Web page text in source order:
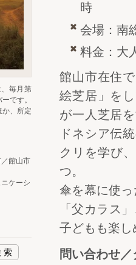
時
会場：南
料金：大
館山市在住
絵芝居」を
が一人芝居
ドネシア伝
クリを学び
つ。
傘を幕に使
「父カラス
子どもも楽
問い合わせ／
毎月第
です。
、所定
／館山市
ケーシ